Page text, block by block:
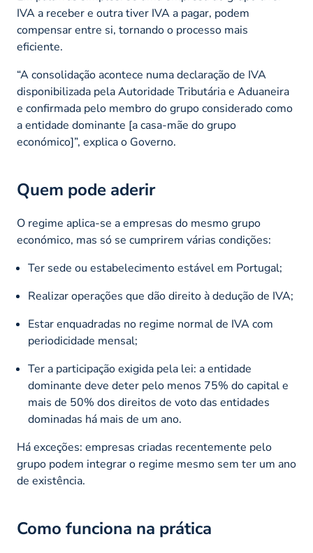
IVA a receber e outra tiver IVA a pagar, podem
compensar entre si, tornando o processo mais
eficiente.
“A consolidação acontece numa declaração de IVA
disponibilizada pela Autoridade Tributária e Aduaneira
e confirmada pelo membro do grupo considerado como
a entidade dominante [a casa-mãe do grupo
económico]”, explica o Governo.
Quem pode aderir
O regime aplica-se a empresas do mesmo grupo
económico, mas só se cumprirem várias condições:
Ter sede ou estabelecimento estável em Portugal;
Realizar operações que dão direito à dedução de IVA;
Estar enquadradas no regime normal de IVA com
periodicidade mensal;
Ter a participação exigida pela lei: a entidade
dominante deve deter pelo menos 75% do capital e
mais de 50% dos direitos de voto das entidades
dominadas há mais de um ano.
Há exceções: empresas criadas recentemente pelo
grupo podem integrar o regime mesmo sem ter um ano
de existência.
Como funciona na prática